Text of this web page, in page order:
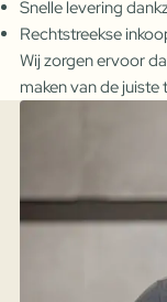
Snelle levering
Rechtstreekse
Wij zorgen ervoor
maken van de juiste